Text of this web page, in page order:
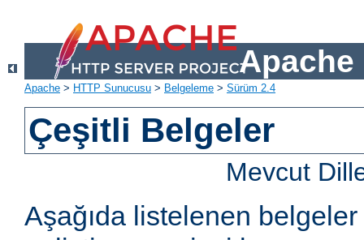
Apache
Apache > HTTP Sunucusu > Belgeleme > Sürüm 2.4
Çeşitli Belgeler
Mevcut
Aşağıda listelenen